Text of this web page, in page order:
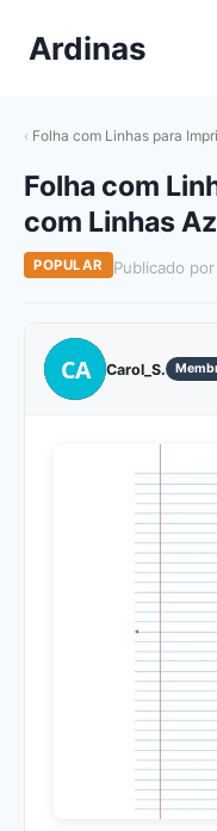
paraArdinas
Folha com Linhas para
Folha com
com Linhas
POPULAR Publicado por
CA Carol_S.